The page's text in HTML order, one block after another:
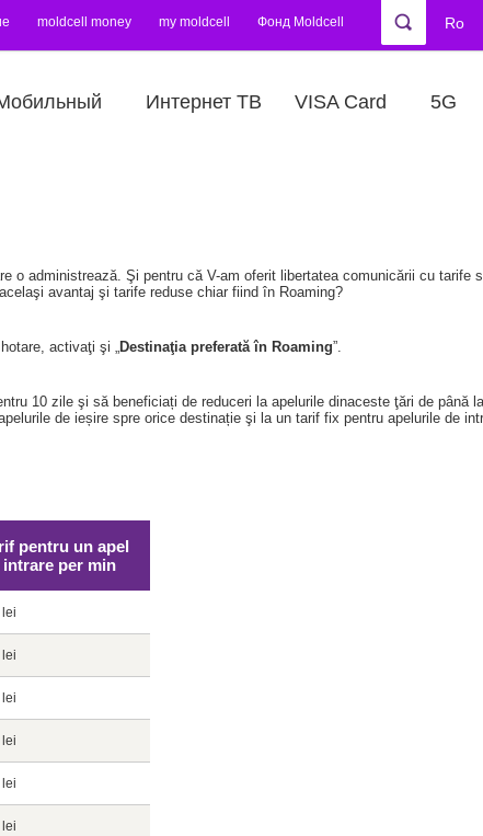
moldcell money my moldcell Фонд Moldcell Ro
Интернет ТВ VISA Card 5G
o administrează. Şi pentru că V-am oferit libertatea comunicării cu tarife
avantaj şi tarife reduse chiar fiind în Roaming?
activaţi şi „Destinaţia preferată în Roaming”.
10 zile şi să beneficiați de reduceri la apelurile dinaceste ţări de până
de ieșire spre orice destinație şi la un tarif fix pentru apelurile de
pentru un apel
intrare per min